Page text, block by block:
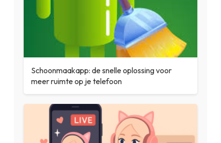
Schoonmaakapp: de snelle oplossing voor
meer ruimte op je telefoon